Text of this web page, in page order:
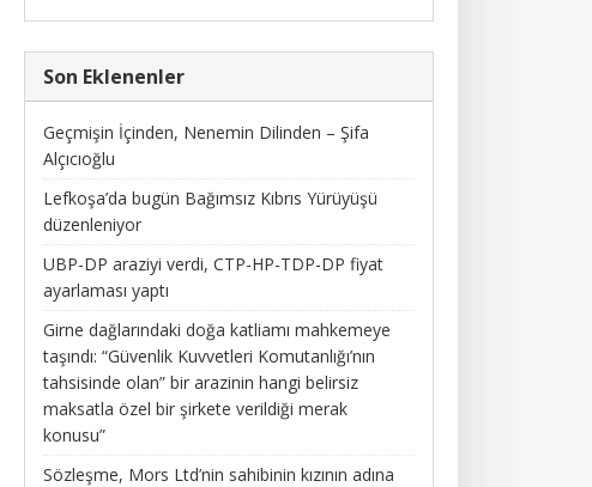
Son Eklenenler
Geçmişin İçinden, Nenemin Dilinden – Şifa
Alçıcıoğlu
Lefkoşa’da bugün Bağımsız Kıbrıs Yürüyüşü
düzenleniyor
UBP-DP araziyi verdi, CTP-HP-TDP-DP fiyat
ayarlaması yaptı
Girne dağlarındaki doğa katliamı mahkemeye
taşındı: “Güvenlik Kuvvetleri Komutanlığı’nın
tahsisinde olan” bir arazinin hangi belirsiz
maksatla özel bir şirkete verildiği merak
konusu”
Sözleşme, Mors Ltd’nin sahibinin kızının adına